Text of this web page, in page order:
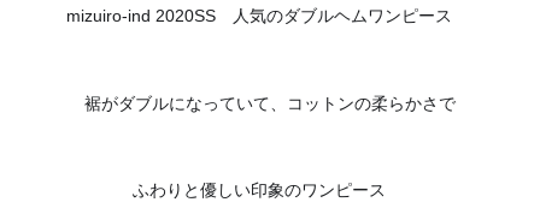
mizuiro-ind 2020SS 人気のダブルヘムワンピース
裾がダブルになっていて、 コットンの柔らかさで
ふわりと優しい印象のワンピース